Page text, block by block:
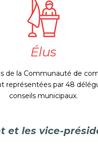
Élus
de la Communauté de
représentées par 48
conseils municipaux.
et les vice-